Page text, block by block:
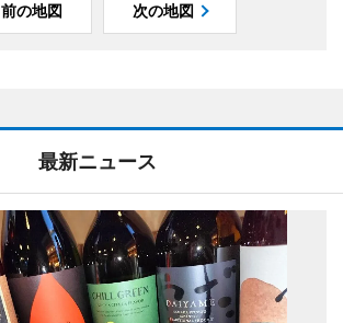
前の地図 次の地図
最新ニュース